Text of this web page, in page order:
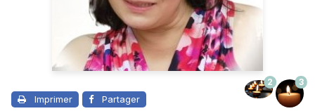
Imprimer Partager
2 3